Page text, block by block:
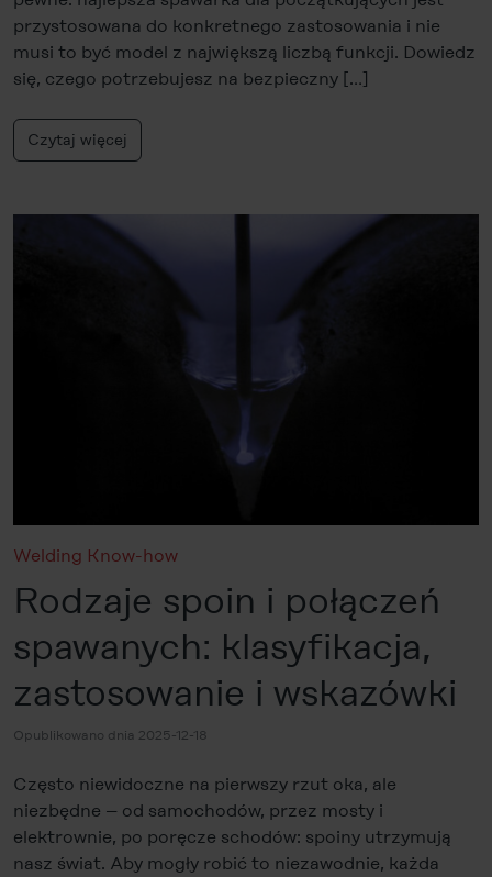
przystosowana do konkretnego zastosowania i nie
musi to być model z największą liczbą funkcji. Dowiedz
się, czego potrzebujesz na bezpieczny […]
Czytaj więcej
Welding Know-how
Rodzaje spoin i połączeń
spawanych: klasyfikacja,
zastosowanie i wskazówki
Opublikowano dnia 2025-12-18
Często niewidoczne na pierwszy rzut oka, ale
niezbędne – od samochodów, przez mosty i
elektrownie, po poręcze schodów: spoiny utrzymują
nasz świat. Aby mogły robić to niezawodnie, każda